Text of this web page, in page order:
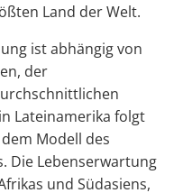
Land der Welt.
ist abhängig von
der
Lateinamerika folgt
Modell des
Die Lebenserwartung
und Südasiens,